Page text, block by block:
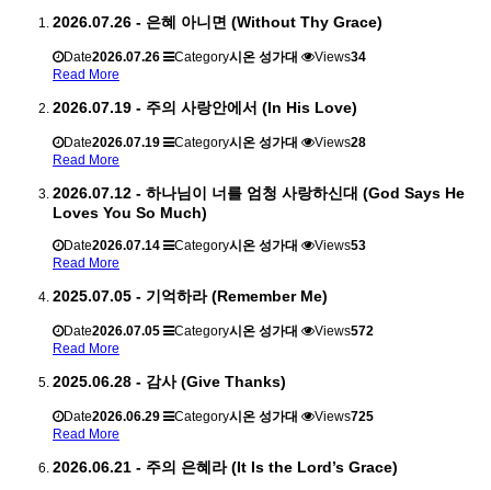
2026.07.26 - 은혜 아니면 (Without Thy Grace)
Date2026.07.26 Category시온 성가대 Views34
Read More
2026.07.19 - 주의 사랑안에서 (In His Love)
Date2026.07.19 Category시온 성가대 Views28
Read More
2026.07.12 - 하나님이 너를 엄청 사랑하신대 (God Says He
Loves You So Much)
Date2026.07.14 Category시온 성가대 Views53
Read More
2025.07.05 - 기억하라 (Remember Me)
Date2026.07.05 Category시온 성가대 Views572
Read More
2025.06.28 - 감사 (Give Thanks)
Date2026.06.29 Category시온 성가대 Views725
Read More
2026.06.21 - 주의 은혜라 (It Is the Lord’s Grace)